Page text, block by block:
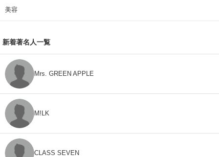
美容
新着著名人一覧
Mrs. GREEN APPLE
M!LK
CLASS SEVEN